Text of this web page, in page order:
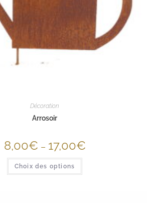
Décoration
Arrosoir
8,00€ – 17,00€
Choix des options